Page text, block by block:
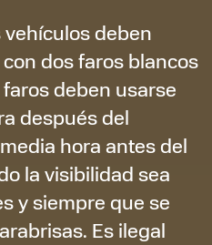
vehículos deben
dos faros blancos
deben usarse
después del
hora antes del
la visibilidad sea
y siempre que se
Es ilegal